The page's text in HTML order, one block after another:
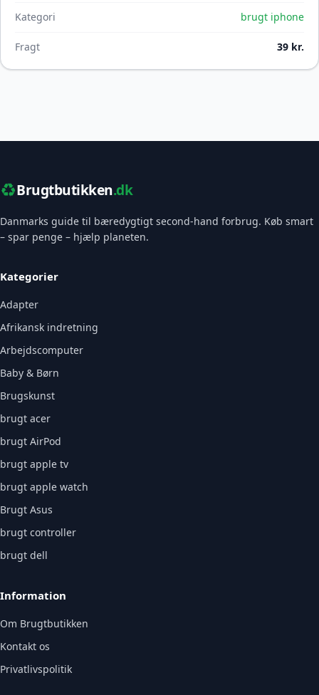
Kategori brugt iphone
Fragt 39 kr.
♻️Brugtbutikken.dk
Danmarks guide til bæredygtigt second-hand forbrug. Køb smart
– spar penge – hjælp planeten.
Kategorier
Adapter
Afrikansk indretning
Arbejdscomputer
Baby & Børn
Brugskunst
brugt acer
brugt AirPod
brugt apple tv
brugt apple watch
Brugt Asus
brugt controller
brugt dell
Information
Om Brugtbutikken
Kontakt os
Privatlivspolitik